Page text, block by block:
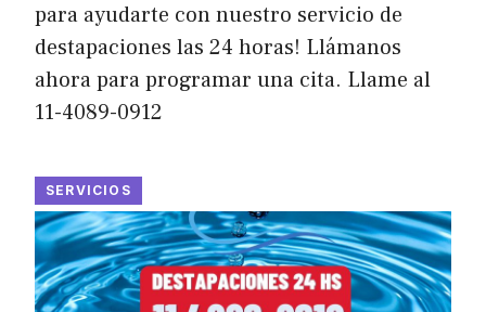
para ayudarte con nuestro servicio de
destapaciones las 24 horas! Llámanos
ahora para programar una cita. Llame al
11-4089-0912
SERVICIOS